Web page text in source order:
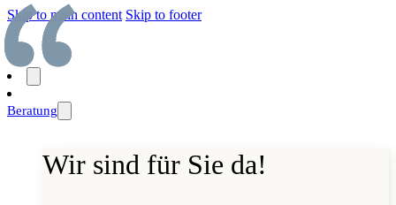
Skip to main content Skip to footer
Beratung
Wir sind für Sie da!